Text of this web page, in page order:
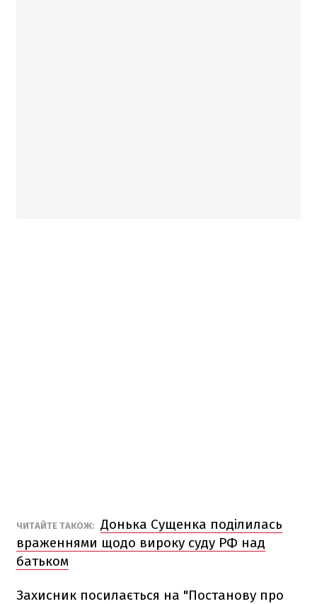
ЧИТАЙТЕ ТАКОЖ: Донька Сущенка поділилась
враженнями щодо вироку суду РФ над
батьком
Захисник посилається на "Постанову про